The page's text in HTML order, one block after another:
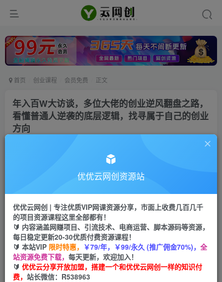
首页 创业课程 会员免费 正文
年入百W大访谈，多位大佬的创业逆风翻盘之路，
看懂普通人逆袭的底层逻辑，找寻属于自己的创业
方向
此内容为付费资源，请付费后查看
云币9.9 限时特惠
云币
会员免费
立即购买
优优云网创资源站
优优云网创 | 专注优质VIP网课资源分享，市面上收费几百几千
的项目资源课程这里全部都有！
🔰 内容涵盖网赚项目、引流技术、电商运营、脚本源码等资源，
每日稳定更新20-30优质付费资源课程！
🔰 本站VIP 限时特惠， ￥79/年，￥99/永久 (推广佣金70%)， 全
站资源免费下载， 每天更新，欢迎加入！
🔰 优优云分享开放加盟，搭建一个和优优云网创一样的知识付
费， 站长微信：R538963